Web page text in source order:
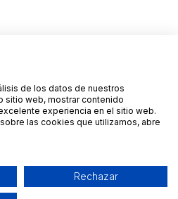
de los datos de nuestros
sitio web, mostrar contenido
experiencia en el sitio web.
las cookies que utilizamos, abre
Rechazar